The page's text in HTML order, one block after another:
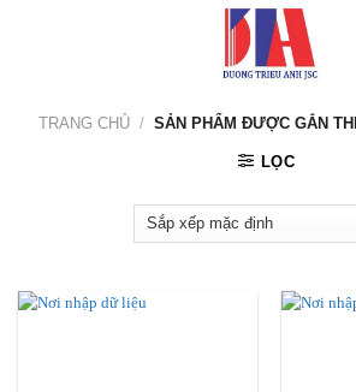
TRANG CHỦ / SẢN PHẨM ĐƯỢC GẮN
LỌC